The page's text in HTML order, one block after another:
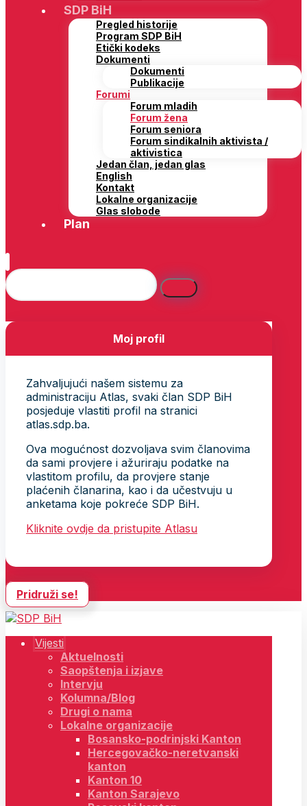
SDP BiH
Pregled historije
Program SDP BiH
Etički kodeks
Dokumenti
Dokumenti
Publikacije
Forumi
Forum mladih
Forum žena
Forum seniora
Forum sindikalnih aktivista /
aktivistica
Jedan član, jedan glas
English
Kontakt
Lokalne organizacije
Glas slobode
Plan
Moj profil
Zahvaljujući našem sistemu za
administraciju Atlas, svaki član SDP BiH
posjeduje vlastiti profil na stranici
atlas.sdp.ba.
Ova mogućnost dozvoljava svim članovima
da sami provjere i ažuriraju podatke na
vlastitom profilu, da provjere stanje
plaćenih članarina, kao i da učestvuju u
anketama koje pokreće SDP BiH.
Kliknite ovdje da pristupite Atlasu
Pridruži se!
Vijesti
Aktuelnosti
Saopštenja i izjave
Intervju
Kolumna/Blog
Drugi o nama
Lokalne organizacije
Bosansko-podrinjski Kanton
Hercegovačko-neretvanski
kanton
Kanton 10
Kanton Sarajevo